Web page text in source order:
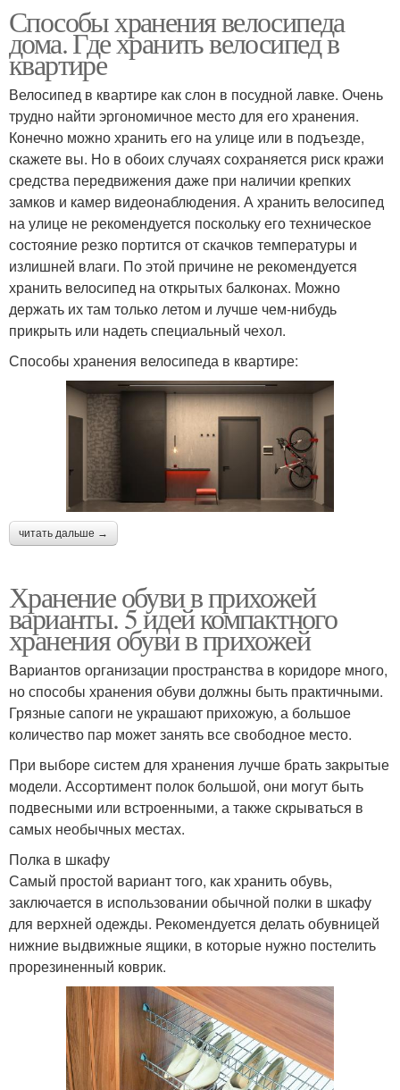
Способы хранения велосипеда
дома. Где хранить велосипед в
квартире
Велосипед в квартире как слон в посудной лавке. Очень
трудно найти эргономичное место для его хранения.
Конечно можно хранить его на улице или в подъезде,
скажете вы. Но в обоих случаях сохраняется риск кражи
средства передвижения даже при наличии крепких
замков и камер видеонаблюдения. А хранить велосипед
на улице не рекомендуется поскольку его техническое
состояние резко портится от скачков температуры и
излишней влаги. По этой причине не рекомендуется
хранить велосипед на открытых балконах. Можно
держать их там только летом и лучше чем-нибудь
прикрыть или надеть специальный чехол.
Способы хранения велосипеда в квартире:
читать дальше →
Хранение обуви в прихожей
варианты. 5 идей компактного
хранения обуви в прихожей
Вариантов организации пространства в коридоре много,
но способы хранения обуви должны быть практичными.
Грязные сапоги не украшают прихожую, а большое
количество пар может занять все свободное место.
При выборе систем для хранения лучше брать закрытые
модели. Ассортимент полок большой, они могут быть
подвесными или встроенными, а также скрываться в
самых необычных местах.
Полка в шкафу
Самый простой вариант того, как хранить обувь,
заключается в использовании обычной полки в шкафу
для верхней одежды. Рекомендуется делать обувницей
нижние выдвижные ящики, в которые нужно постелить
прорезиненный коврик.